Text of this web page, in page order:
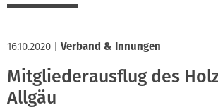
16.10.2020 Verband & Innungen
Mitgliederausflug des
Allgäu